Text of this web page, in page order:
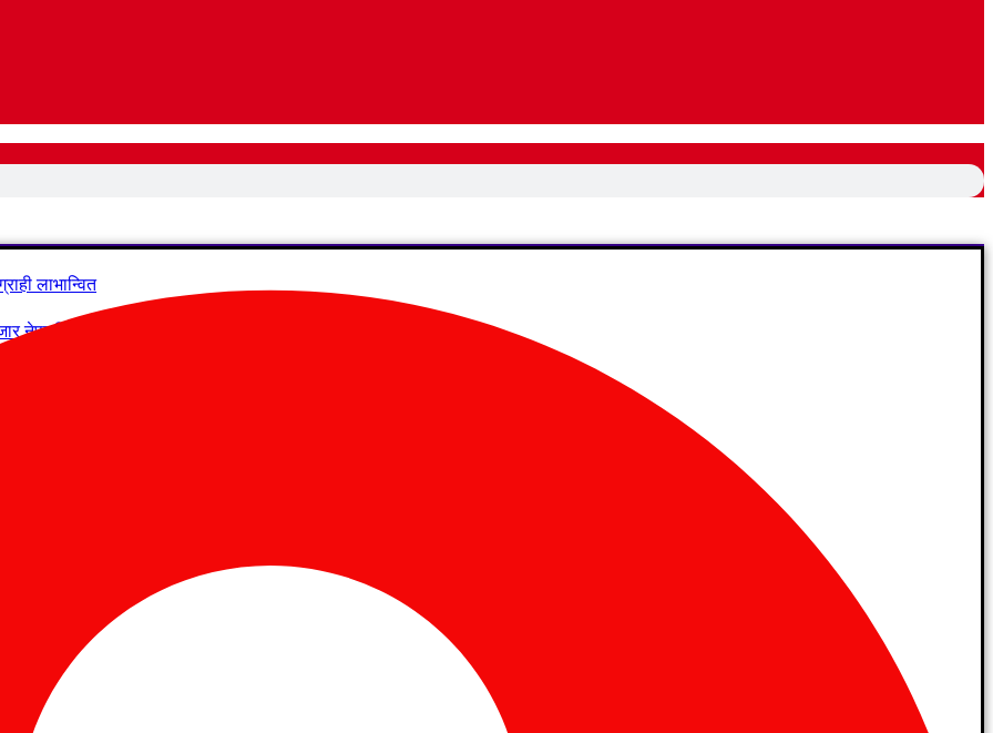
लाभान्वित
नेपाली प्रभावित हुने
चयन
दाबी